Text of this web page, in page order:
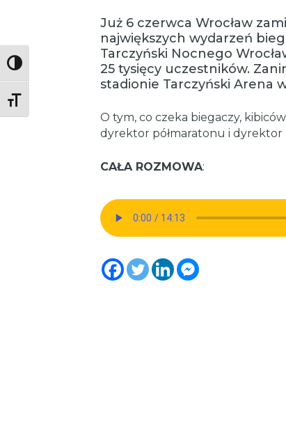
Toggle High Contrast
Toggle Font size
Już 6 czerwca Wrocław
największych wydarzeń
Tarczyński Nocnego
25 tysięcy uczestników.
stadionie Tarczyński Arena
O tym, co czeka biegaczy,
dyrektor półmaratonu i dyrektor
CAŁA ROZMOWA: